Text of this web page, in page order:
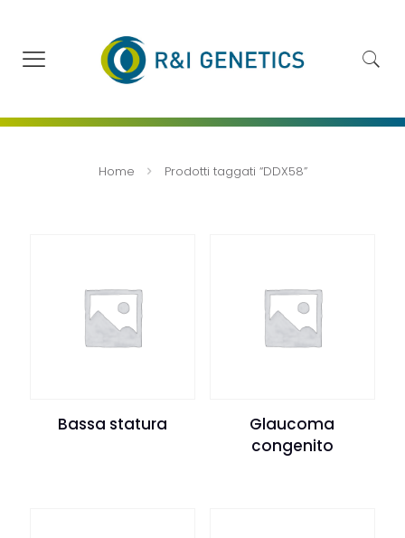
Home Prodotti taggati “DDX58”
Bassa statura
Glaucoma
congenito